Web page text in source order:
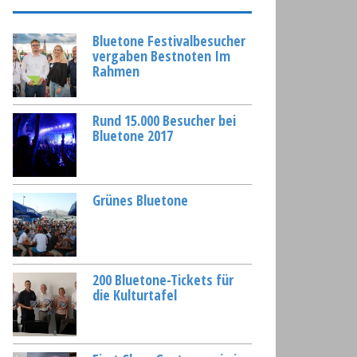
Bluetone Festivalbesucher
vergaben Bestnoten Im
Rahmen
Rund 15.000 Besucher bei
Bluetone 2017
Grünes Bluetone
200 Bluetone-Tickets für
die Kulturtafel